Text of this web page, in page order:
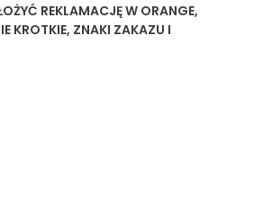
REKLAMACJĘ W ORANGE,
KROTKIE, ZNAKI ZAKAZU I